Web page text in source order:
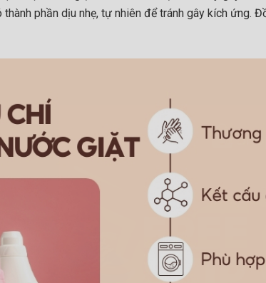
phần dịu nhẹ, tự nhiên để tránh gây kích ứng.